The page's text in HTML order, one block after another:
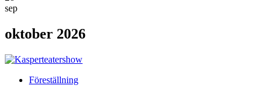
sep
oktober 2026
Föreställning